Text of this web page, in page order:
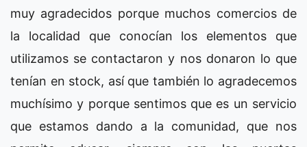
muy agradecidos porque muchos comercios de
la localidad que conocían los elementos que
utilizamos se contactaron y nos donaron lo que
tenían en stock, así que también lo agradecemos
muchísimo y porque sentimos que es un servicio
que estamos dando a la comunidad, que nos